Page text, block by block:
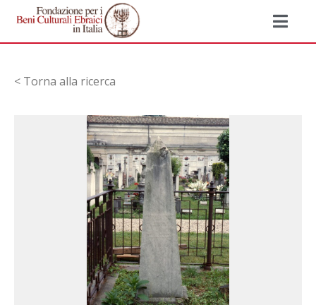
< Torna alla ricerca